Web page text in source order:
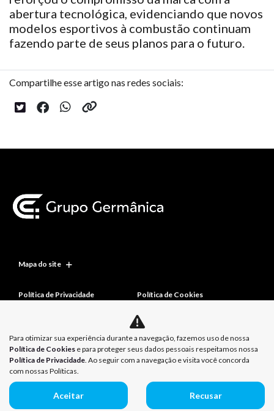
abertura tecnológica, evidenciando que novos
modelos esportivos à combustão continuam
fazendo parte de seus planos para o futuro.
Compartilhe esse artigo nas redes sociais:
Mapa do site
Política de Privacidade Política de Cookies
Desenvolvido pela DEALERSPACE ® Direitos Reservados.
Para otimizar sua experiência durante a navegação, fazemos uso de nossa
Política de Cookies e para proteger seus dados pessoais respeitamos nossa
Política de Privacidade. Ao seguir com a navegação e visita você concorda
com nossas Políticas.
Aceitar Recusar